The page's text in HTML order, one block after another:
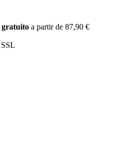
gratuito a partir de 87,90 €